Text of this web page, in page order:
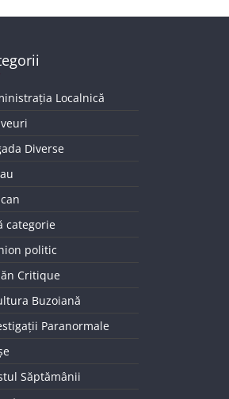
Localnică
Diverse
categorie
politic
Critique
Buzoiană
Paranormale
Săptămânii